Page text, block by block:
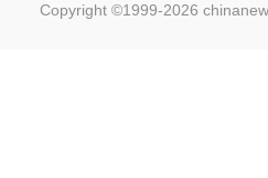
Copyright ©1999-2026